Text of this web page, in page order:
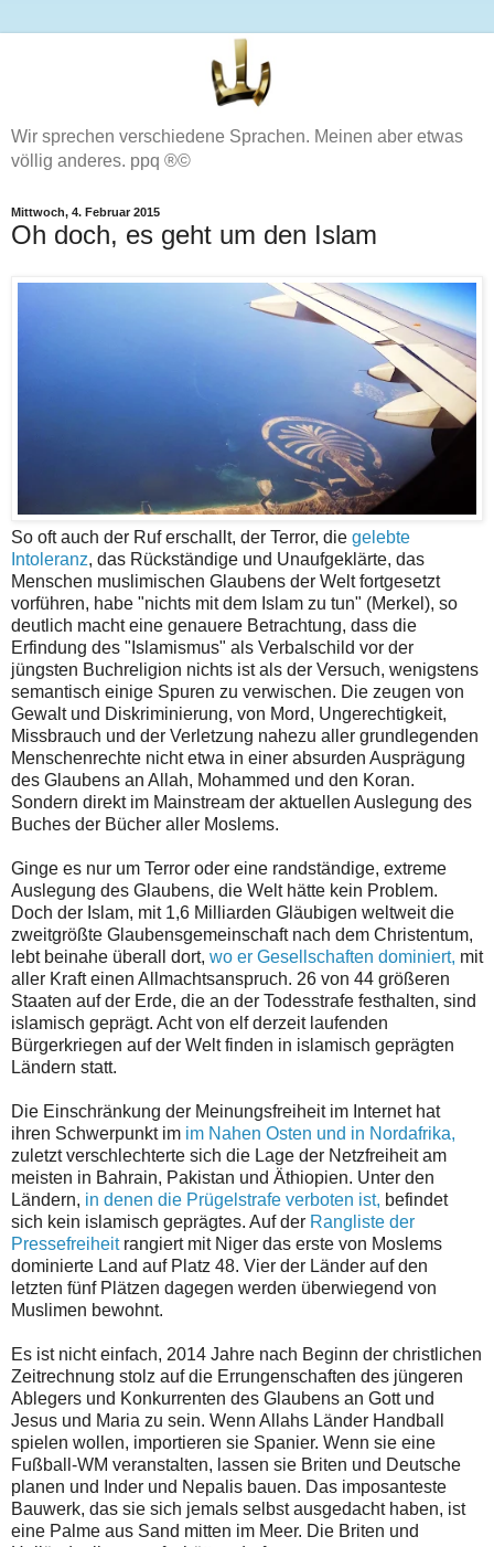
Wir sprechen verschiedene Sprachen. Meinen aber etwas
völlig anderes. ppq ®©
Mittwoch, 4. Februar 2015
Oh doch, es geht um den Islam
So oft auch der Ruf erschallt, der Terror, die gelebte
Intoleranz, das Rückständige und Unaufgeklärte, das
Menschen muslimischen Glaubens der Welt fortgesetzt
vorführen, habe "nichts mit dem Islam zu tun" (Merkel), so
deutlich macht eine genauere Betrachtung, dass die
Erfindung des "Islamismus" als Verbalschild vor der
jüngsten Buchreligion nichts ist als der Versuch, wenigstens
semantisch einige Spuren zu verwischen. Die zeugen von
Gewalt und Diskriminierung, von Mord, Ungerechtigkeit,
Missbrauch und der Verletzung nahezu aller grundlegenden
Menschenrechte nicht etwa in einer absurden Ausprägung
des Glaubens an Allah, Mohammed und den Koran.
Sondern direkt im Mainstream der aktuellen Auslegung des
Buches der Bücher aller Moslems.
Ginge es nur um Terror oder eine randständige, extreme
Auslegung des Glaubens, die Welt hätte kein Problem.
Doch der Islam, mit 1,6 Milliarden Gläubigen weltweit die
zweitgrößte Glaubensgemeinschaft nach dem Christentum,
lebt beinahe überall dort, wo er Gesellschaften dominiert, mit
aller Kraft einen Allmachtsanspruch. 26 von 44 größeren
Staaten auf der Erde, die an der Todesstrafe festhalten, sind
islamisch geprägt. Acht von elf derzeit laufenden
Bürgerkriegen auf der Welt finden in islamisch geprägten
Ländern statt.
Die Einschränkung der Meinungsfreiheit im Internet hat
ihren Schwerpunkt im im Nahen Osten und in Nordafrika,
zuletzt verschlechterte sich die Lage der Netzfreiheit am
meisten in Bahrain, Pakistan und Äthiopien. Unter den
Ländern, in denen die Prügelstrafe verboten ist, befindet
sich kein islamisch geprägtes. Auf der Rangliste der
Pressefreiheit rangiert mit Niger das erste von Moslems
dominierte Land auf Platz 48. Vier der Länder auf den
letzten fünf Plätzen dagegen werden überwiegend von
Muslimen bewohnt.
Es ist nicht einfach, 2014 Jahre nach Beginn der christlichen
Zeitrechnung stolz auf die Errungenschaften des jüngeren
Ablegers und Konkurrenten des Glaubens an Gott und
Jesus und Maria zu sein. Wenn Allahs Länder Handball
spielen wollen, importieren sie Spanier. Wenn sie eine
Fußball-WM veranstalten, lassen sie Briten und Deutsche
planen und Inder und Nepalis bauen. Das imposanteste
Bauwerk, das sie sich jemals selbst ausgedacht haben, ist
eine Palme aus Sand mitten im Meer. Die Briten und